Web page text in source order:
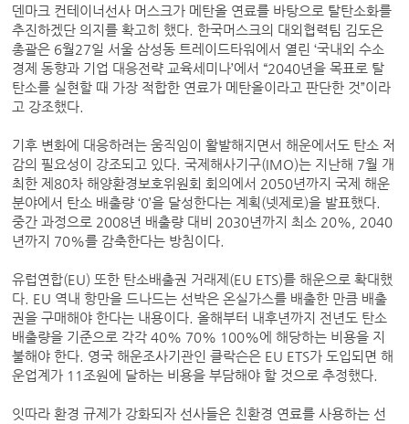
덴마크 컨테이너선사 머스크가 메탄올 연료를 바탕으로 탈탄소화를
추진하겠단 의지를 확고히 했다. 한국머스크의 대외협력팀 김도은
총괄은 6월27일 서울 삼성동 트레이드타워에서 열린 ‘국내외 수소
경제 동향과 기업 대응전략 교육세미나’에서 “2040년을 목표로 탈
탄소를 실현할 때 가장 적합한 연료가 메탄올이라고 판단한 것”이라
고 강조했다.
기후 변화에 대응하려는 움직임이 활발해지면서 해운에서도 탄소 저
감의 필요성이 강조되고 있다. 국제해사기구(IMO)는 지난해 7월 개
최한 제80차 해양환경보호위원회 회의에서 2050년까지 국제 해운
분야에서 탄소 배출량 ‘0’을 달성한다는 계획(넷제로)을 발표했다.
중간 과정으로 2008년 배출량 대비 2030년까지 최소 20%, 2040
년까지 70%를 감축한다는 방침이다.
유럽연합(EU) 또한 탄소배출권 거래제(EU ETS)를 해운으로 확대했
다. EU 역내 항만을 드나드는 선박은 온실가스를 배출한 만큼 배출
권을 구매해야 한다는 내용이다. 올해부터 내후년까지 전년도 탄소
배출량을 기준으로 각각 40% 70% 100%에 해당하는 비용을 지
불해야 한다. 영국 해운조사기관인 클락슨은 EU ETS가 도입되면 해
운업계가 11조원에 달하는 비용을 부담해야 할 것으로 추정했다.
잇따라 환경 규제가 강화되자 선사들은 친환경 연료를 사용하는 선